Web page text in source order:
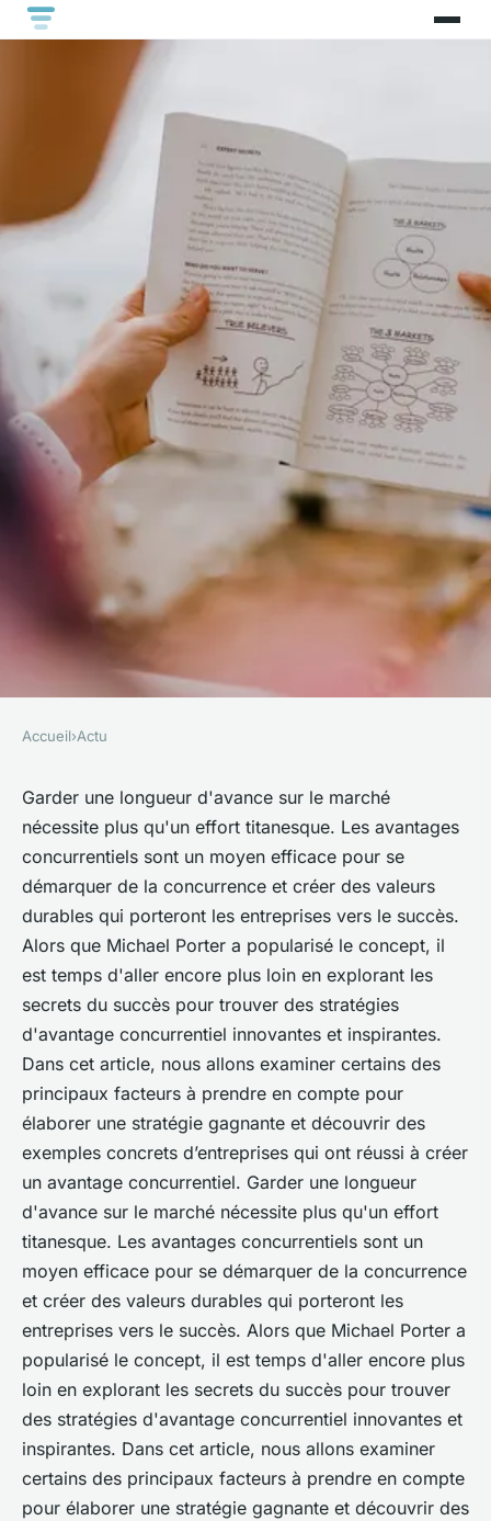
Les secrets des avantages
concurrentiels: stratégies
efficaces et exemples
inspirants
Accueil›Actu
Garder une longueur d'avance sur le marché
nécessite plus qu'un effort titanesque. Les avantages
concurrentiels sont un moyen efficace pour se
démarquer de la concurrence et créer des valeurs
durables qui porteront les entreprises vers le succès.
Alors que Michael Porter a popularisé le concept, il
est temps d'aller encore plus loin en explorant les
secrets du succès pour trouver des stratégies
d'avantage concurrentiel innovantes et inspirantes.
Dans cet article, nous allons examiner certains des
principaux facteurs à prendre en compte pour
élaborer une stratégie gagnante et découvrir des
exemples concrets d’entreprises qui ont réussi à créer
un avantage concurrentiel. Garder une longueur
d'avance sur le marché nécessite plus qu'un effort
titanesque. Les avantages concurrentiels sont un
moyen efficace pour se démarquer de la concurrence
et créer des valeurs durables qui porteront les
entreprises vers le succès. Alors que Michael Porter a
popularisé le concept, il est temps d'aller encore plus
loin en explorant les secrets du succès pour trouver
des stratégies d'avantage concurrentiel innovantes et
inspirantes. Dans cet article, nous allons examiner
certains des principaux facteurs à prendre en compte
pour élaborer une stratégie gagnante et découvrir des